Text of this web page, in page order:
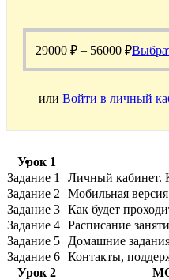
29000 ₽ – 56000 ₽
или Войти в личный
Урок 1
Задание 1
Личный кабинет.
Задание 2
Мобильная
Задание 3 Как будет
Задание 4 Расписание
Задание 5
Домашние
Задание 6 Контакты,
Урок 2